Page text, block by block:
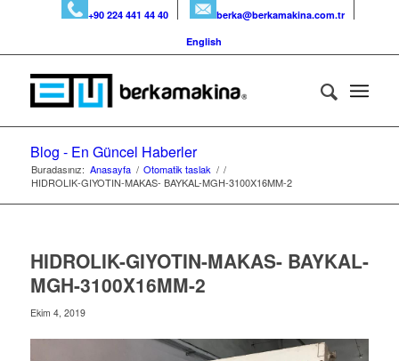
+90 224 441 44 40
berka@berkamakina.com.tr
English
Blog - En Güncel Haberler
Buradasınız: Anasayfa / Otomatik taslak / /
HIDROLIK-GIYOTIN-MAKAS- BAYKAL-MGH-3100X16MM-2
HIDROLIK-GIYOTIN-MAKAS- BAYKAL-
MGH-3100X16MM-2
Ekim 4, 2019